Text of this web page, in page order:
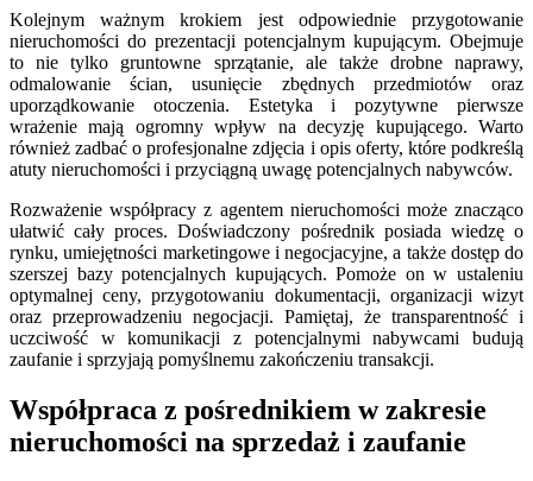
Kolejnym ważnym krokiem jest odpowiednie przygotowanie
nieruchomości do prezentacji potencjalnym kupującym. Obejmuje
to nie tylko gruntowne sprzątanie, ale także drobne naprawy,
odmalowanie ścian, usunięcie zbędnych przedmiotów oraz
uporządkowanie otoczenia. Estetyka i pozytywne pierwsze
wrażenie mają ogromny wpływ na decyzję kupującego. Warto
również zadbać o profesjonalne zdjęcia i opis oferty, które podkreślą
atuty nieruchomości i przyciągną uwagę potencjalnych nabywców.
Rozważenie współpracy z agentem nieruchomości może znacząco
ułatwić cały proces. Doświadczony pośrednik posiada wiedzę o
rynku, umiejętności marketingowe i negocjacyjne, a także dostęp do
szerszej bazy potencjalnych kupujących. Pomoże on w ustaleniu
optymalnej ceny, przygotowaniu dokumentacji, organizacji wizyt
oraz przeprowadzeniu negocjacji. Pamiętaj, że transparentność i
uczciwość w komunikacji z potencjalnymi nabywcami budują
zaufanie i sprzyjają pomyślnemu zakończeniu transakcji.
Współpraca z pośrednikiem w zakresie
nieruchomości na sprzedaż i zaufanie